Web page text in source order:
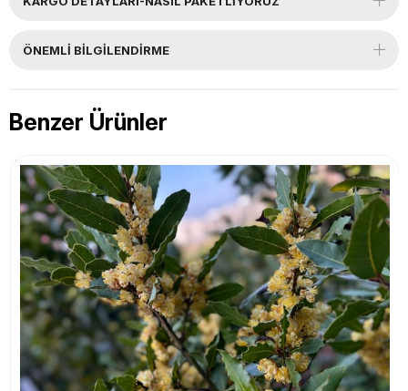
ÖNEMLI BILGILENDIRME
Benzer Ürünler